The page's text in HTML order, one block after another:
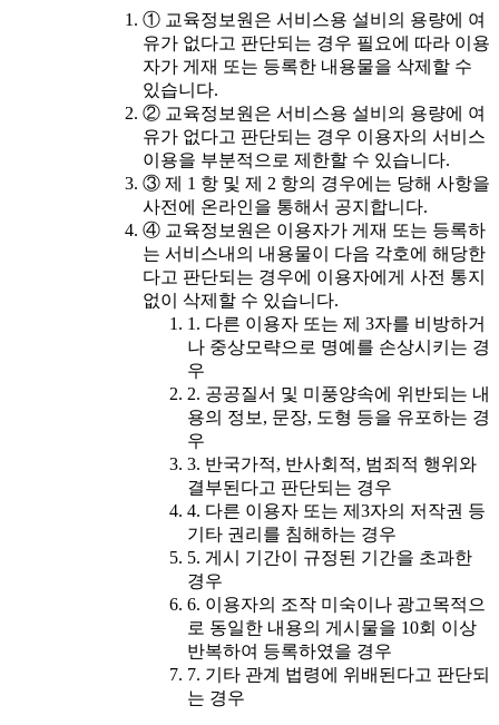
① 교육정보원은 서비스용 설비의 용량에 여
유가 없다고 판단되는 경우 필요에 따라 이용
자가 게재 또는 등록한 내용물을 삭제할 수
있습니다.
② 교육정보원은 서비스용 설비의 용량에 여
유가 없다고 판단되는 경우 이용자의 서비스
이용을 부분적으로 제한할 수 있습니다.
③ 제 1 항 및 제 2 항의 경우에는 당해 사항을
사전에 온라인을 통해서 공지합니다.
④ 교육정보원은 이용자가 게재 또는 등록하
는 서비스내의 내용물이 다음 각호에 해당한
다고 판단되는 경우에 이용자에게 사전 통지
없이 삭제할 수 있습니다.
1. 다른 이용자 또는 제 3자를 비방하거
나 중상모략으로 명예를 손상시키는 경
우
2. 공공질서 및 미풍양속에 위반되는 내
용의 정보, 문장, 도형 등을 유포하는 경
우
3. 반국가적, 반사회적, 범죄적 행위와
결부된다고 판단되는 경우
4. 다른 이용자 또는 제3자의 저작권 등
기타 권리를 침해하는 경우
5. 게시 기간이 규정된 기간을 초과한
경우
6. 이용자의 조작 미숙이나 광고목적으
로 동일한 내용의 게시물을 10회 이상
반복하여 등록하였을 경우
7. 기타 관계 법령에 위배된다고 판단되
는 경우